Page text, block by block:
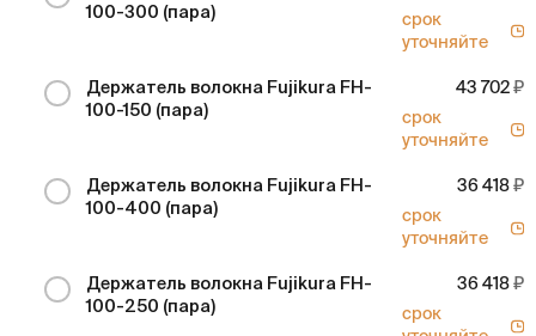
100-300 (пара)
срок
уточняйте
Держатель волокна Fujikura FH-
100-150 (пара)
43 702
срок
уточняйте
Держатель волокна Fujikura FH-
100-400 (пара)
36 418
срок
уточняйте
Держатель волокна Fujikura FH-
100-250 (пара)
36 418
срок